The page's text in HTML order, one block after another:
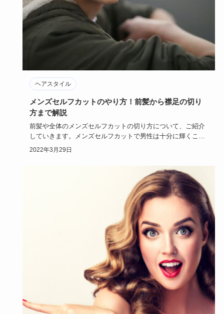
ヘアスタイル
メンズセルフカットのやり方！前髪から襟足の切り
方まで解説
前髪や全体のメンズセルフカットの切り方について、ご紹介
していきます。メンズセルフカットで男性は十分に輝くこと
ができます。美…
2022年3月29日